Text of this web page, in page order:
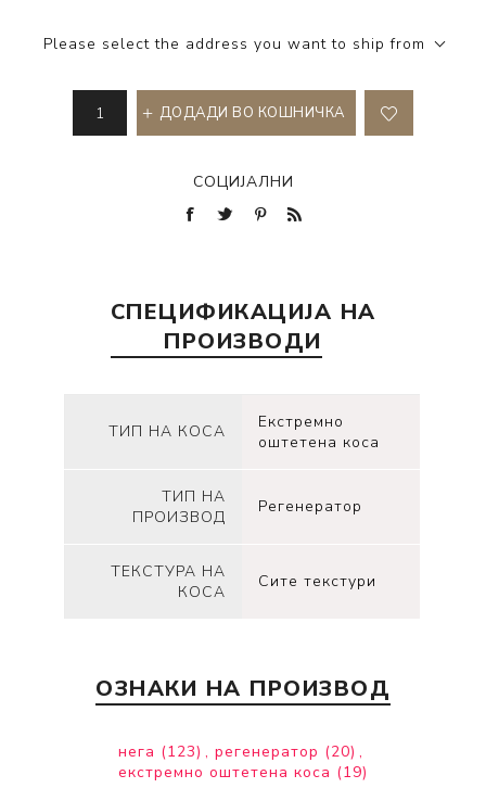
Please select the address you want to ship from
ДОДАДИ ВО КОШНИЧКА
СОЦИЈАЛНИ
СПЕЦИФИКАЦИЈА НА
ПРОИЗВОДИ
ТИП НА КОСА
Екстремно
оштетена коса
ТИП НА
ПРОИЗВОД
Регенератор
ТЕКСТУРА НА
КОСА
Сите текстури
ОЗНАКИ НА ПРОИЗВОД
нега (123) , регенератор (20) ,
екстремно оштетена коса (19)